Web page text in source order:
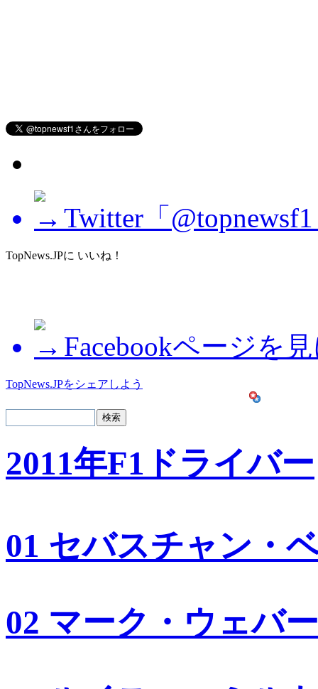
Twitter「
TopNews.JPに いいね！
Facebookページを
TopNews.JPをシェアしよう
2011年F1ドライバー
01 セバスチャン・
02 マーク・ウェバー